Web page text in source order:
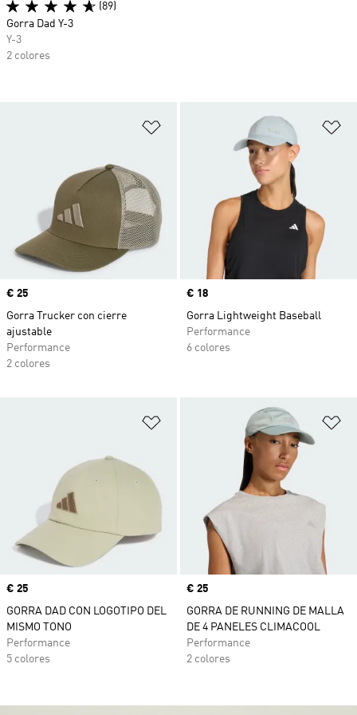
Añadir a la lista de deseos
Precio
€ 25
Gorra Trucker con cierre
ajustable
Performance
2 colores
Precio
€ 18
Gorra Lightweight Baseball
Performance
6 colores
Añadir a la lista de deseos
Precio
€ 25
GORRA DAD CON LOGOTIPO DEL
MISMO TONO
Performance
5 colores
Precio
€ 25
GORRA DE RUNNING DE MALLA
DE 4 PANELES CLIMACOOL
Performance
2 colores
(89)
Gorra Dad Y-3
Y-3
2 colores